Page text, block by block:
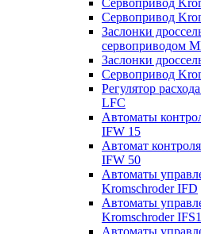
Сервопривод
Сервопривод
Заслонки
сервоприводом
Заслонки
Cервопривод
Регулятор
LFC
Автоматы
IFW 15
Автомат
IFW 50
Автоматы
Kromschroder IFD
Автоматы
Kromschroder
Автоматы